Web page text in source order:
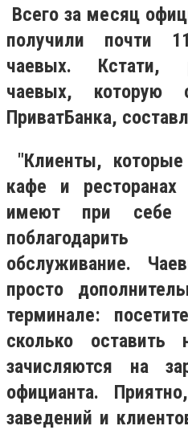
Всего за месяц
получили почти
чаевых. Кстати,
чаевых, которую
ПриватБанка,
"Клиенты,
кафе и
имеют при себе
обслуживание.
просто
терминале:
сколько
зачисляются на
официанта.
заведений и